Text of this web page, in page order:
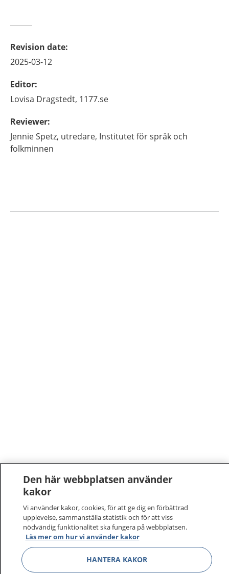
Revision date:
2025-03-12
Editor:
Lovisa Dragstedt, 1177.se
Reviewer:
JennieSpetz, utredare, Institutet för språk och
folkminnen
1177 –tryggt om din hälsa och vård
På 1177.se får du råd om hälsa och information om
sjukdomar och vilka mottagningar du kan kontakta.
Logga in för att läsa din journal och göra dina
vårdärenden. Ring telefonnummer 1177 för
sjukvårdsrådgivning dygnet runt.
Den här webbplatsen använder
kakor
Vi använder kakor, cookies, för att ge dig en förbättrad
upplevelse, sammanställa statistik och för att viss
nödvändig funktionalitet ska fungera på webbplatsen.
Läs mer om hur vi använder kakor
HANTERA KAKOR